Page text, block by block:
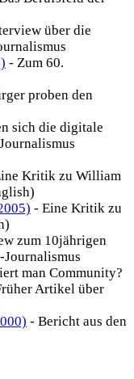
über die
- Zum 60.
proben den
sich die digitale
Kritik zu William
- Eine Kritik zu
zum 10jährigen
Journalismus
man Community?
Artikel über
- Bericht aus den